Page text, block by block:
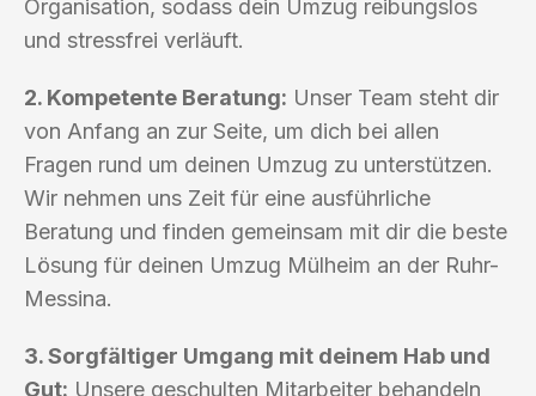
Organisation, sodass dein Umzug reibungslos
und stressfrei verläuft.
2. Kompetente Beratung: Unser Team steht dir
von Anfang an zur Seite, um dich bei allen
Fragen rund um deinen Umzug zu unterstützen.
Wir nehmen uns Zeit für eine ausführliche
Beratung und finden gemeinsam mit dir die beste
Lösung für deinen Umzug Mülheim an der Ruhr-
Messina.
3. Sorgfältiger Umgang mit deinem Hab und
Gut: Unsere geschulten Mitarbeiter behandeln